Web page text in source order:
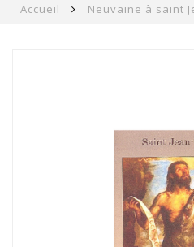
Accueil Neuvaine à saint